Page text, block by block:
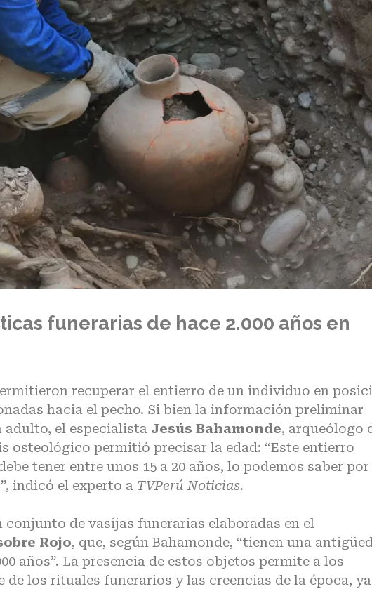
funerarias de hace 2.000 años en
recuperar el entierro de un individuo en
hacia el pecho. Si bien la información preliminar
adulto, el especialista Jesús Bahamonde, arqueólogo
osteológico permitió precisar la edad: “Este entierro
tener entre unos 15 a 20 años, lo podemos saber por
indicó el experto a TVPerú Noticias.
de vasijas funerarias elaboradas en el
Rojo, que, según Bahamonde, “tienen una
años”. La presencia de estos objetos permite a los
los rituales funerarios y las creencias de la época, ya